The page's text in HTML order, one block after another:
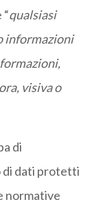
qualsiasi
informazioni
visiva o
di
di dati protetti
normative